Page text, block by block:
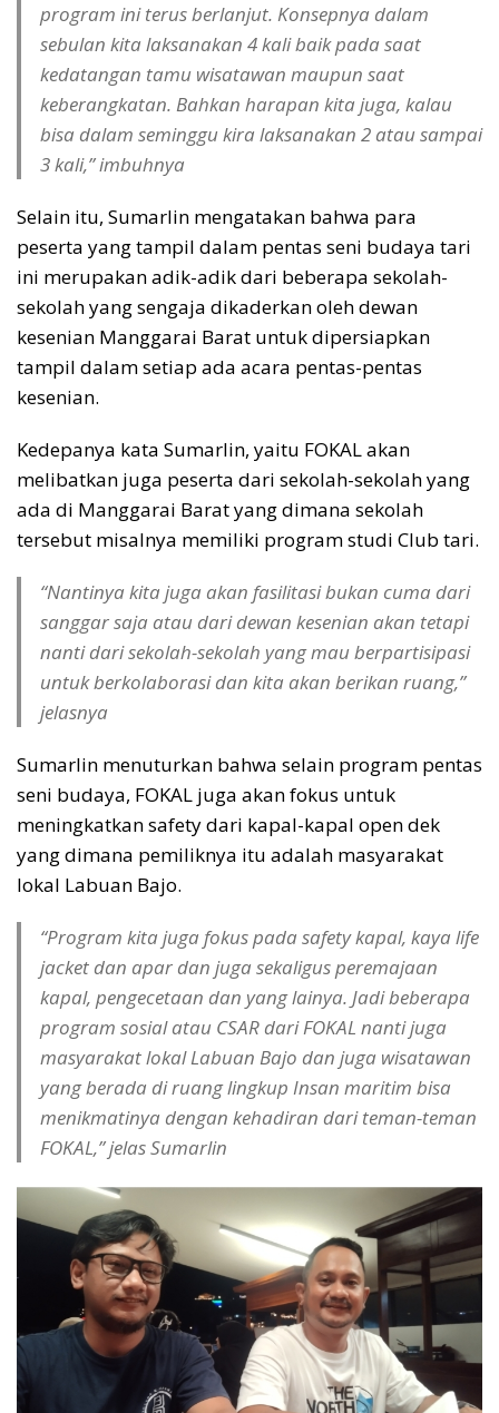
program ini terus berlanjut. Konsepnya dalam
sebulan kita laksanakan 4 kali baik pada saat
kedatangan tamu wisatawan maupun saat
keberangkatan. Bahkan harapan kita juga, kalau
bisa dalam seminggu kira laksanakan 2 atau sampai
3 kali,” imbuhnya
Selain itu, Sumarlin mengatakan bahwa para
peserta yang tampil dalam pentas seni budaya tari
ini merupakan adik-adik dari beberapa sekolah-
sekolah yang sengaja dikaderkan oleh dewan
kesenian Manggarai Barat untuk dipersiapkan
tampil dalam setiap ada acara pentas-pentas
kesenian.
Kedepanya kata Sumarlin, yaitu FOKAL akan
melibatkan juga peserta dari sekolah-sekolah yang
ada di Manggarai Barat yang dimana sekolah
tersebut misalnya memiliki program studi Club tari.
“Nantinya kita juga akan fasilitasi bukan cuma dari
sanggar saja atau dari dewan kesenian akan tetapi
nanti dari sekolah-sekolah yang mau berpartisipasi
untuk berkolaborasi dan kita akan berikan ruang,”
jelasnya
Sumarlin menuturkan bahwa selain program pentas
seni budaya, FOKAL juga akan fokus untuk
meningkatkan safety dari kapal-kapal open dek
yang dimana pemiliknya itu adalah masyarakat
lokal Labuan Bajo.
“Program kita juga fokus pada safety kapal, kaya life
jacket dan apar dan juga sekaligus peremajaan
kapal, pengecetaan dan yang lainya. Jadi beberapa
program sosial atau CSAR dari FOKAL nanti juga
masyarakat lokal Labuan Bajo dan juga wisatawan
yang berada di ruang lingkup Insan maritim bisa
menikmatinya dengan kehadiran dari teman-teman
FOKAL,” jelas Sumarlin